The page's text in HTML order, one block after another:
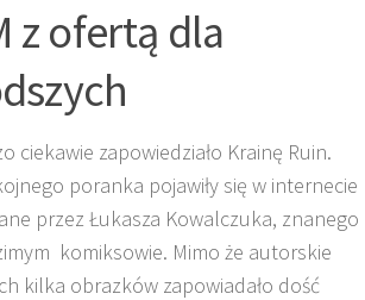
z ofertą dla
ciekawie zapowiedziało Krainę Ruin.
poranka pojawiły się w internecie
przez Łukasza Kowalczuka, znanego
komiksowie. Mimo że autorskie
kilka obrazków zapowiadało dość